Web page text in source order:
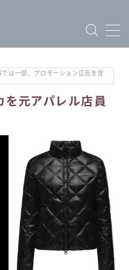
ブランド
レディース
ファッション
ジュエリー
では一部、プロモーション広告を含
を元アパレル店員